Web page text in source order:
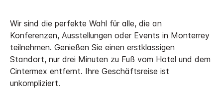
Wir sind die perfekte Wahl für alle, die an
Konferenzen, Ausstellungen oder Events in Monterrey
teilnehmen. Genießen Sie einen erstklassigen
Standort, nur drei Minuten zu Fuß vom Hotel und dem
Cintermex entfernt. Ihre Geschäftsreise ist
unkompliziert.